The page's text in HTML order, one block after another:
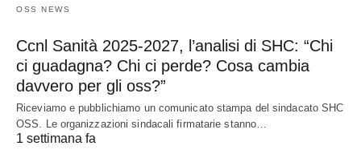
OSS NEWS
Ccnl Sanità 2025-2027, l’analisi di SHC: “Chi
ci guadagna? Chi ci perde? Cosa cambia
davvero per gli oss?”
Riceviamo e pubblichiamo un comunicato stampa del sindacato SHC
OSS. Le organizzazioni sindacali firmatarie stanno…
1 settimana fa